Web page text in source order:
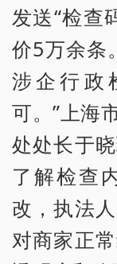
发送“检查
价5万余条
涉企行政
可。”上海
处处长于
了解检查
改，执法
对商家正